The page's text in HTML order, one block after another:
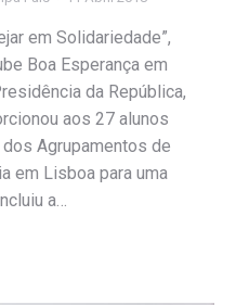
em Solidariedade”,
Boa Esperança em
da República,
aos 27 alunos
Agrupamentos de
em Lisboa para uma
a…